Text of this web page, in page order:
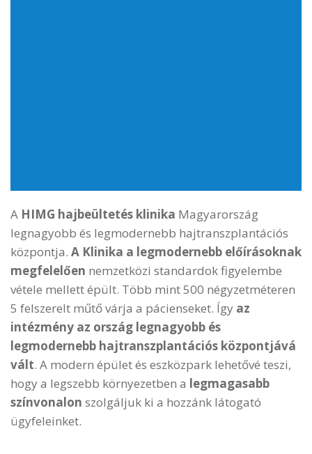
A HIMG hajbeültetés klinika Magyarország
legnagyobb és legmodernebb hajtranszplantációs
központja. A Klinika a legmodernebb előírásoknak
megfelelően nemzetközi standardok figyelembe
vétele mellett épült. Több mint 500 négyzetméteren
5 felszerelt műtő várja a pácienseket. Így az
intézmény az ország legnagyobb és
legmodernebb hajtranszplantációs központjává
vált. A modern épület és eszközpark lehetővé teszi,
hogy a legszebb környezetben a legmagasabb
színvonalon szolgáljuk ki a hozzánk látogató
ügyfeleinket.